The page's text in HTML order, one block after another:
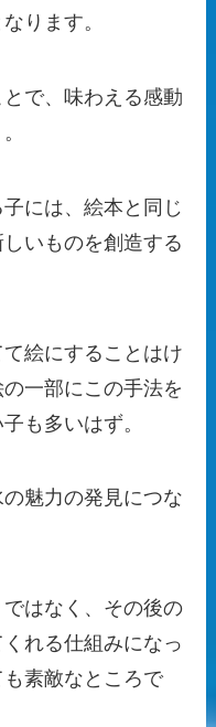
ります。
で、味わえる感動
には、絵本と同じ
いものを創造する
絵にすることはけ
一部にこの手法を
も多いはず。
魅力の発見につな
はなく、その後の
れる仕組みになっ
素敵なところで